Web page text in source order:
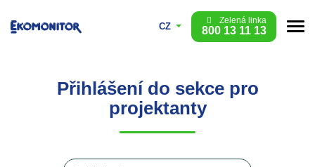
CZ
Zelená linka
800 13 11 13
Přihlášení do sekce pro
projektanty
Jméno a příjmení